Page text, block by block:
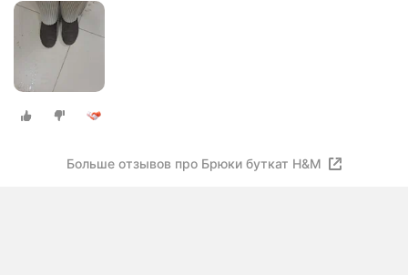
Больше отзывов про Брюки буткат H&M